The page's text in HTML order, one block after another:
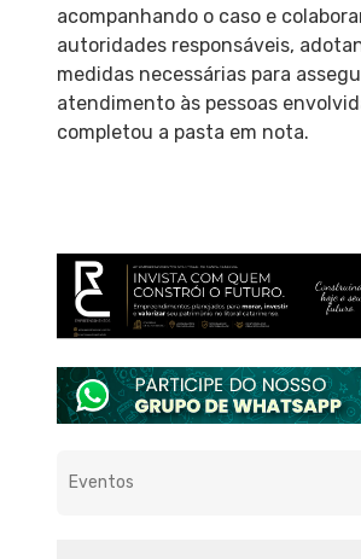
acompanhando o caso e
autoridades responsáveis,
medidas necessárias para
atendimento às pessoas
completou a pasta em nota.